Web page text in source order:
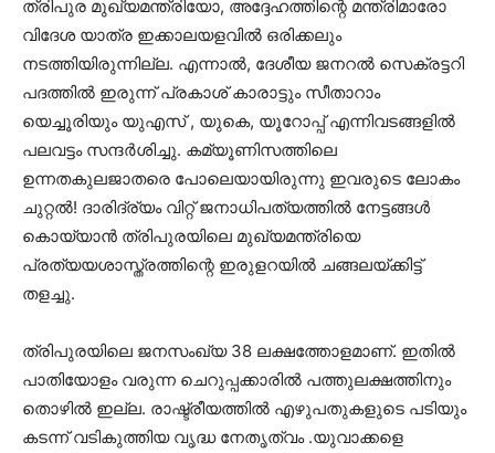
ത്രിപുര മുഖ്യമന്ത്രിയോ, അദ്ദേഹത്തിന്റെ മന്ത്രിമാരോ
വിദേശ യാത്ര ഇക്കാലയളവില്‍ ഒരിക്കലും
നടത്തിയിരുന്നില്ല. എന്നാല്‍, ദേശീയ ജനറല്‍ സെക്രട്ടറി
പദത്തില്‍ ഇരുന്ന് പ്രകാശ് കാരാട്ടും സീതാറാം
യെച്ചൂരിയും യുഎസ് , യുകെ, യൂറോപ്പ് എന്നിവടങ്ങളില്‍
പലവട്ടം സന്ദര്‍ശിച്ചു. കമ്യൂണിസത്തിലെ
ഉന്നതകുലജാതരെ പോലെയായിരുന്നു ഇവരുടെ ലോകം
ചുറ്റല്‍! ദാരിദ്ര്യം വിറ്റ് ജനാധിപത്യത്തില്‍ നേട്ടങ്ങള്‍
കൊയ്യാന്‍ ത്രിപുരയിലെ മുഖ്യമന്ത്രിയെ
പ്രത്യയശാസ്ത്രത്തിന്റെ ഇരുളറയില്‍ ചങ്ങലയ്ക്കിട്ട്
തളച്ചു.
ത്രിപുരയിലെ ജനസംഖ്യ 38 ലക്ഷത്തോളമാണ്. ഇതില്‍
പാതിയോളം വരുന്ന ചെറുപ്പക്കാരില്‍ പത്തുലക്ഷത്തിനും
തൊഴില്‍ ഇല്ല. രാഷ്ട്രീയത്തില്‍ എഴുപതുകളുടെ പടിയും
കടന്ന് വടികുത്തിയ വൃദ്ധ നേതൃത്വം .യുവാക്കളെ